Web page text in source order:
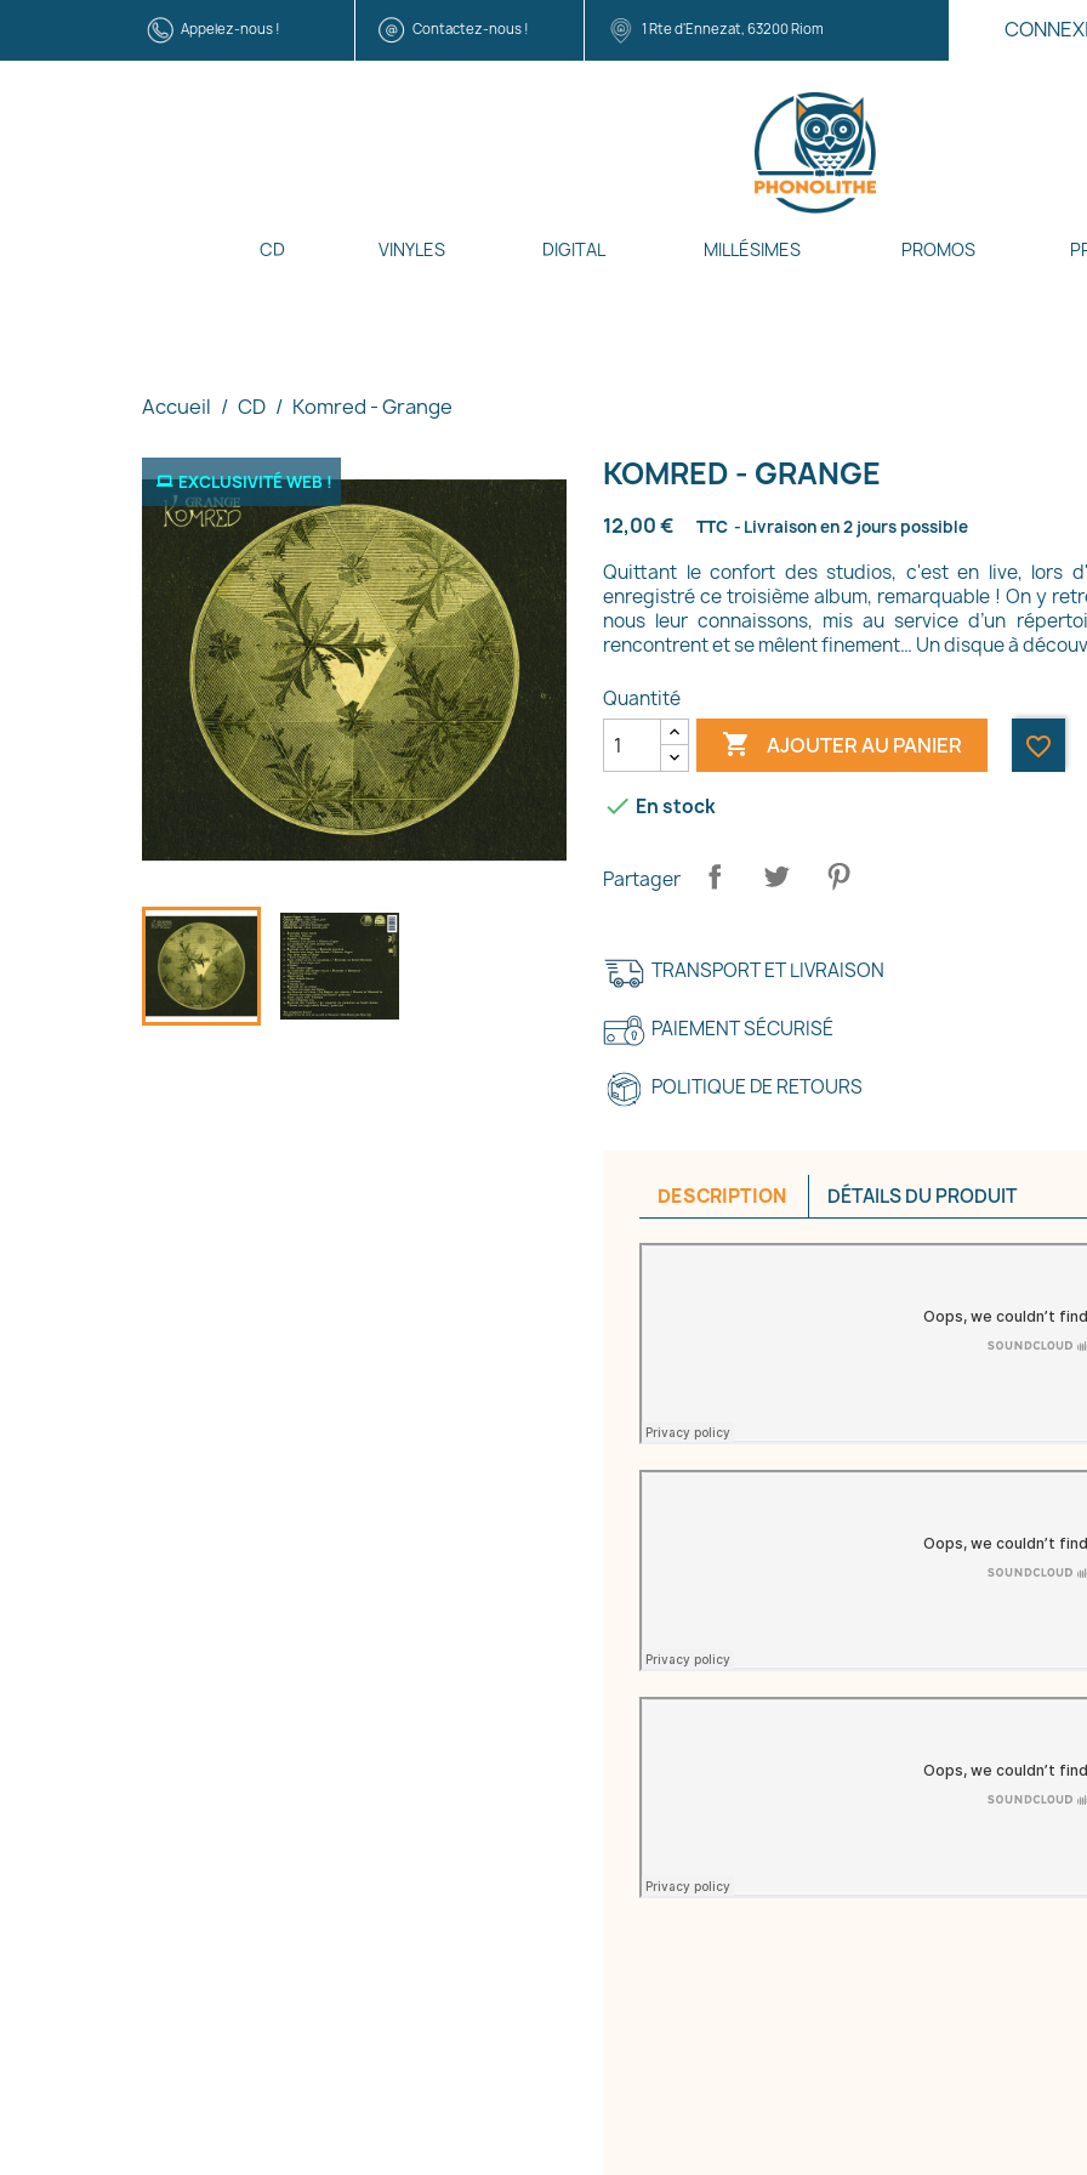
Appelez-nous ! Contactez-nous ! 1 Rte d'Ennezat, 63200 Riom
CD VINYLES DIGITAL MILLÉSIMES PROMOS
Accueil CD Komred - Grange
EXCLUSIVITÉ WEB ! KOMRED - GRANGE
12,00 € TTC Livraison en 2 jours possible
Quittant le confort des studios, c'est en live, lors
enregistré ce troisième album, remarquable ! On y
nous leur connaissons, mis au service d’un
rencontrent et se mêlent finement… Un disque à
Quantité
 AJOUTER AU PANIER favorite_border
 En stock
Partager
TRANSPORT ET LIVRAISON
PAIEMENT SÉCURISÉ
POLITIQUE DE RETOURS
DESCRIPTION DÉTAILS DU PRODUIT